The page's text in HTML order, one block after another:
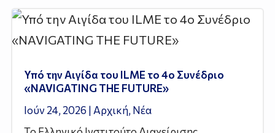
Υπό την Αιγίδα του ILME το 4ο Συνέδριο
«NAVIGATING THE FUTURE»
Ιούν 24, 2026 | Αρχική, Νέα